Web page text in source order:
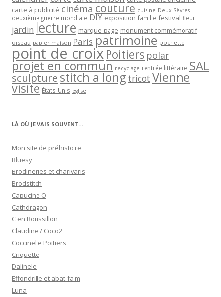
carte à publicité cinéma couture cuisine Deux-Sèvres
deuxième guerre mondiale DIY exposition famille festival fleur
jardin lecture marque-page monument commémoratif
oiseau papier maison Paris patrimoine pochette
point de croixPoitiers polar
projet en commun recyclage rentrée littéraire SAL
sculpturestitch a long tricot Vienne
visite États-Unis église
LÀ OÙ JE VAIS SOUVENT…
Mon site de préhistoire
Bluesy
Brodineries et charivaris
Brodstitch
Capucine O
Cathdragon
C en Roussillon
Claudine / Coco2
Coccinelle Poitiers
Criquette
Dalinele
Effondrille et abat-faim
Luna